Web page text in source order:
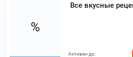
Все вкусные
%
Активен до: